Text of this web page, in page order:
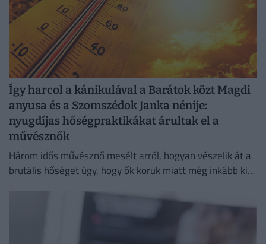
Így harcol a kánikulával a Barátok közt Magdi
anyusa és a Szomszédok Janka nénije:
nyugdíjas hőségpraktikákat árultak el a
művésznők
Három idős művésznő mesélt arról, hogyan vészelik át a
brutális hőséget úgy, hogy ők koruk miatt még inkább ki